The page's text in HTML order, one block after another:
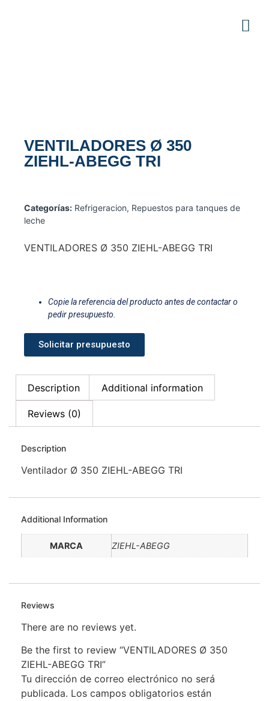
VENTILADORES Ø 350
ZIEHL-ABEGG TRI
Categorías: Refrigeracion, Repuestos para tanques de
leche
VENTILADORES Ø 350 ZIEHL-ABEGG TRI
Copie la referencia del producto antes de contactar o
pedir presupuesto.
Solicitar presupuesto
Description Additional information
Reviews (0)
Description
Ventilador Ø 350 ZIEHL-ABEGG TRI
Additional Information
MARCA ZIEHL-ABEGG
Reviews
There are no reviews yet.
Be the first to review “VENTILADORES Ø 350
ZIEHL-ABEGG TRI”
Tu dirección de correo electrónico no será
publicada. Los campos obligatorios están